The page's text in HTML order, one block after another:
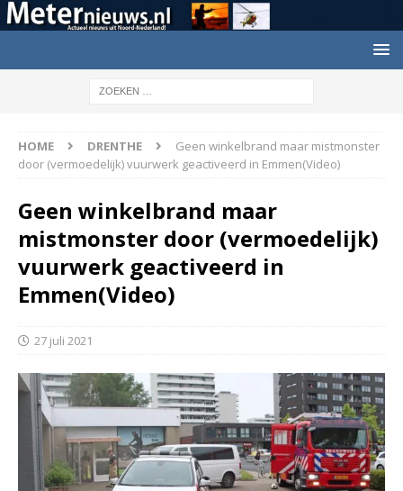
HOME DRENTHE
Geen winkelbrand maar mistmonster
door (vermoedelijk) vuurwerk geactiveerd in Emmen(Video)
Geen winkelbrand maar
mistmonster door (vermoedelijk)
vuurwerk geactiveerd in
Emmen(Video)
27 juli 2021